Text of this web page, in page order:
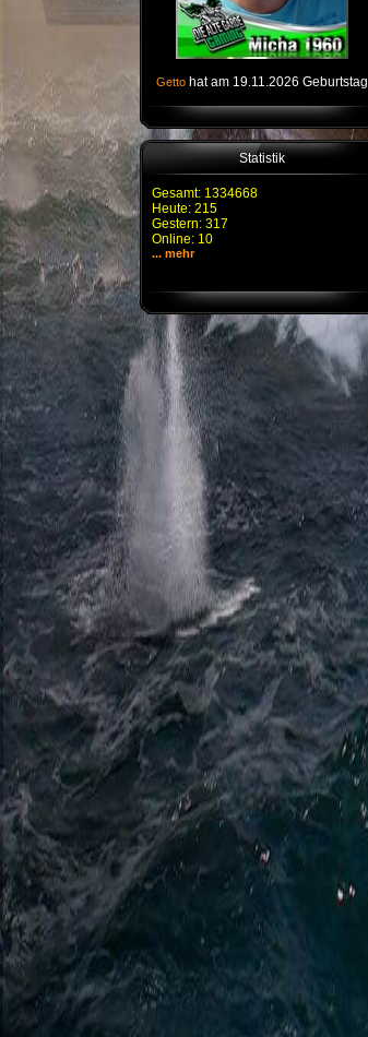
Getto hat am 19.11.2026 Geburtstag
Statistik
Gesamt: 1334668
Heute: 215
Gestern: 317
Online: 10
... mehr